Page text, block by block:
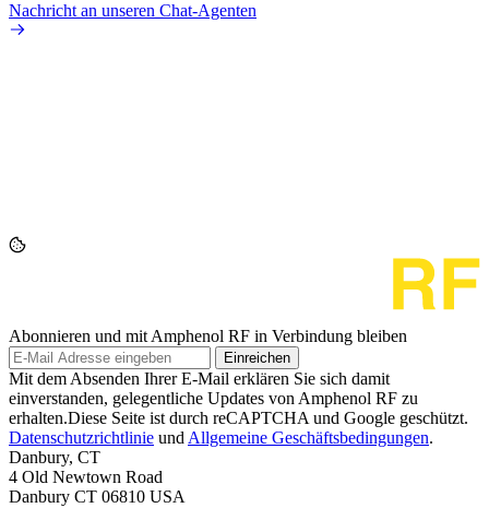
Nachricht an unseren Chat-Agenten
Abonnieren und mit Amphenol RF in Verbindung bleiben
Einreichen
Mit dem Absenden Ihrer E-Mail erklären Sie sich damit
einverstanden, gelegentliche Updates von Amphenol RF zu
erhalten.Diese Seite ist durch reCAPTCHA und Google geschützt.
Datenschutzrichtlinie und Allgemeine Geschäftsbedingungen.
Danbury, CT
4 Old Newtown Road
Danbury CT 06810 USA